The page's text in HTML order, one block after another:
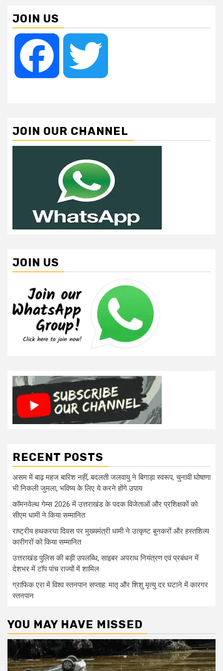
JOIN US
Facebook
JOIN OUR CHANNEL
JOIN US
RECENT POSTS
असम में बाढ़ महज बारिश नहीं, बदलती जलवायु ने बिगाड़ा स्वरूप, चुनावी घोषाणा
भी निकली जुमला, भविष्य के लिए ये करने होंगे उपाय
कॉमनवेल्थ गेम्स 2026 में उत्तराखंड के पदक विजेताओं और प्रशिक्षकों को
सीएम धामी ने किया सम्मानित
राष्ट्रीय हथकरघा दिवस पर मुख्यमंत्री धामी ने उत्कृष्ट बुनकरों और हस्तशिल्प
कारीगरों को किया सम्मानित
उत्तराखंड पुलिस की बड़ी उपलब्धि, साइबर अपराध नियंत्रण एवं प्रबंधन में
देशभर में टॉप पांच राज्यों में शामिल
ग्राफिक एरा में विश्व स्तनपान सप्ताह: मातृ और शिशु मृत्यु दर घटाने में कारगर
स्तनपान
YOU MAY HAVE MISSED